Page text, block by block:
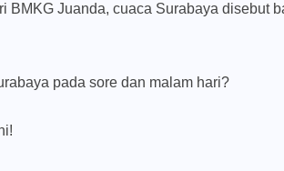
BMKG Juanda, cuaca Surabaya disebut
pada sore dan malam hari?